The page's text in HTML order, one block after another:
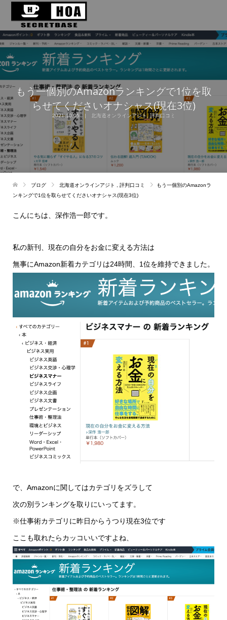
もう一個別のAmazonランキングで1位を取
らせてくださいオナシャス(現在3位)
2021.10.05 北海道オンラインアジト ,評判口コミ
ブログ 北海道オンラインアジト 評判口コミ
もう一個別のAmazonラ
ンキングで1位を取らせてくださいオナシャス(現在3位)
こんにちは、深作浩一郎です。
私の新刊、現在の自分をお金に変える方法は
無事にAmazon新着カテゴリは24時間、1位を維持できました。
で、Amazonに関してはカテゴリをズラして
次の別ランキングを取りにいってます。
※仕事術カテゴリに昨日からうつり現在3位です
ここも取れたらカッコいいですよね、